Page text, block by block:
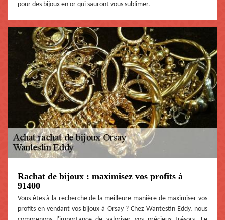
pour des bijoux en or qui sauront vous sublimer.
Rachat de bijoux : maximisez vos profits à
91400
Vous êtes à la recherche de la meilleure manière de maximiser vos
profits en vendant vos bijoux à Orsay ? Chez Wantestin Eddy, nous